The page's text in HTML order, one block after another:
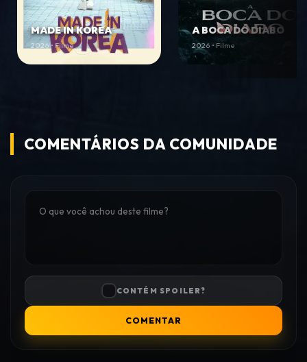
MADE IN KOREA
2026 • Filme
A BOCA DO DIABO
2026 • Filme
COMENTÁRIOS DA COMUNIDADE
CONTÉM SPOILER?
COMENTAR